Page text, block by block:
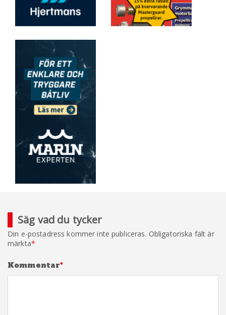
Säg vad du tycker
Din e-postadress kommer inte publiceras. Obligatoriska fält är
märkta*
Kommentar*